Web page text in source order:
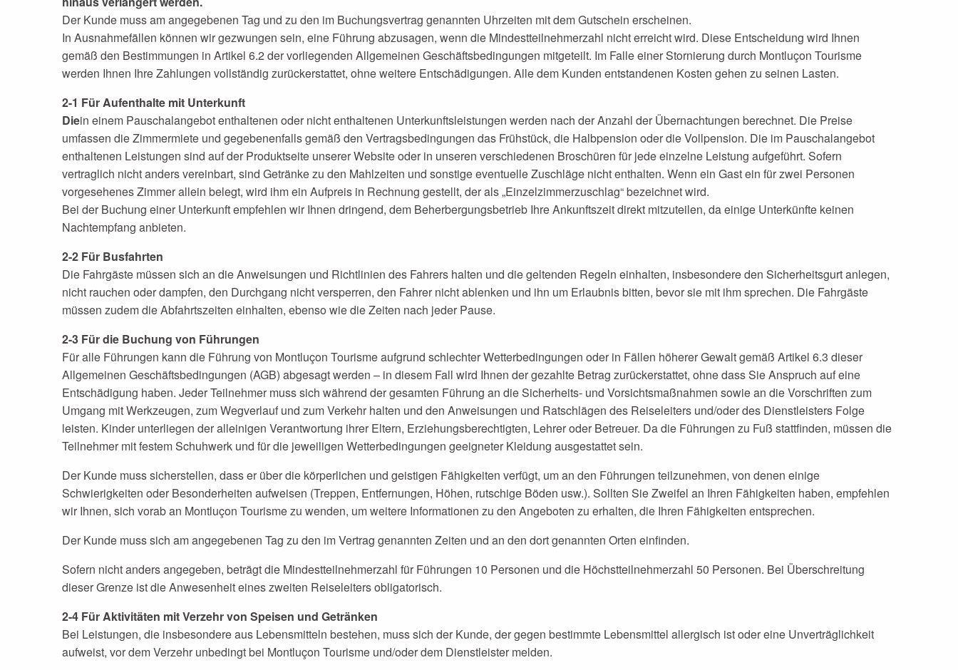
Der Kunde muss am angegebenen Tag und zu den im Buchungsvertrag genannten Uhrzeiten mit dem Gutschein erscheinen.
In Ausnahmefällen können wir gezwungen sein, eine Führung abzusagen, wenn die Mindestteilnehmerzahl nicht erreicht wird. Diese Entscheidung wird Ihnen
gemäß den Bestimmungen in Artikel 6.2 der vorliegenden Allgemeinen Geschäftsbedingungen mitgeteilt. Im Falle einer Stornierung durch Montluçon Tourisme
werden Ihnen Ihre Zahlungen vollständig zurückerstattet, ohne weitere Entschädigungen. Alle dem Kunden entstandenen Kosten gehen zu seinen Lasten.
2-1 Für Aufenthalte mit Unterkunft
Diein einem Pauschalangebot enthaltenen oder nicht enthaltenen Unterkunftsleistungen werden nach der Anzahl der Übernachtungen berechnet. Die Preise
umfassen die Zimmermiete und gegebenenfalls gemäß den Vertragsbedingungen das Frühstück, die Halbpension oder die Vollpension. Die im Pauschalangebot
enthaltenen Leistungen sind auf der Produktseite unserer Website oder in unseren verschiedenen Broschüren für jede einzelne Leistung aufgeführt. Sofern
vertraglich nicht anders vereinbart, sind Getränke zu den Mahlzeiten und sonstige eventuelle Zuschläge nicht enthalten. Wenn ein Gast ein für zwei Personen
vorgesehenes Zimmer allein belegt, wird ihm ein Aufpreis in Rechnung gestellt, der als „Einzelzimmerzuschlag“ bezeichnet wird.
Bei der Buchung einer Unterkunft empfehlen wir Ihnen dringend, dem Beherbergungsbetrieb Ihre Ankunftszeit direkt mitzuteilen, da einige Unterkünfte keinen
Nachtempfang anbieten.
2-2 Für Busfahrten
Die Fahrgäste müssen sich an die Anweisungen und Richtlinien des Fahrers halten und die geltenden Regeln einhalten, insbesondere den Sicherheitsgurt anlegen,
nicht rauchen oder dampfen, den Durchgang nicht versperren, den Fahrer nicht ablenken und ihn um Erlaubnis bitten, bevor sie mit ihm sprechen. Die Fahrgäste
müssen zudem die Abfahrtszeiten einhalten, ebenso wie die Zeiten nach jeder Pause.
2-3 Für die Buchung von Führungen
Für alle Führungen kann die Führung von Montluçon Tourisme aufgrund schlechter Wetterbedingungen oder in Fällen höherer Gewalt gemäß Artikel 6.3 dieser
Allgemeinen Geschäftsbedingungen (AGB) abgesagt werden – in diesem Fall wird Ihnen der gezahlte Betrag zurückerstattet, ohne dass Sie Anspruch auf eine
Entschädigung haben. Jeder Teilnehmer muss sich während der gesamten Führung an die Sicherheits- und Vorsichtsmaßnahmen sowie an die Vorschriften zum
Umgang mit Werkzeugen, zum Wegverlauf und zum Verkehr halten und den Anweisungen und Ratschlägen des Reiseleiters und/oder des Dienstleisters Folge
leisten. Kinder unterliegen der alleinigen Verantwortung ihrer Eltern, Erziehungsberechtigten, Lehrer oder Betreuer. Da die Führungen zu Fuß stattfinden, müssen die
Teilnehmer mit festem Schuhwerk und für die jeweiligen Wetterbedingungen geeigneter Kleidung ausgestattet sein.
Der Kunde muss sicherstellen, dass er über die körperlichen und geistigen Fähigkeiten verfügt, um an den Führungen teilzunehmen, von denen einige
Schwierigkeiten oder Besonderheiten aufweisen (Treppen, Entfernungen, Höhen, rutschige Böden usw.). Sollten Sie Zweifel an Ihren Fähigkeiten haben, empfehlen
wir Ihnen, sich vorab an Montluçon Tourisme zu wenden, um weitere Informationen zu den Angeboten zu erhalten, die Ihren Fähigkeiten entsprechen.
Der Kunde muss sich am angegebenen Tag zu den im Vertrag genannten Zeiten und an den dort genannten Orten einfinden.
Sofern nicht anders angegeben, beträgt die Mindestteilnehmerzahl für Führungen 10 Personen und die Höchstteilnehmerzahl 50 Personen. Bei Überschreitung
dieser Grenze ist die Anwesenheit eines zweiten Reiseleiters obligatorisch.
2-4 Für Aktivitäten mit Verzehr von Speisen und Getränken
Bei Leistungen, die insbesondere aus Lebensmitteln bestehen, muss sich der Kunde, der gegen bestimmte Lebensmittel allergisch ist oder eine Unverträglichkeit
aufweist, vor dem Verzehr unbedingt bei Montluçon Tourisme und/oder dem Dienstleister melden.